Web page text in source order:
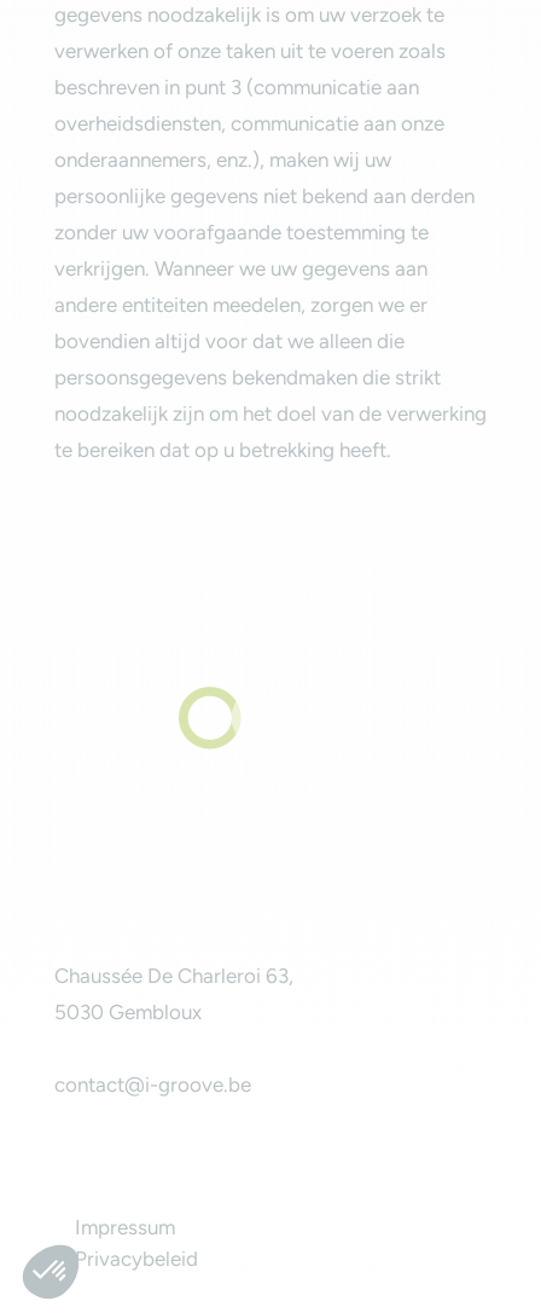
gegevens noodzakelijk is om uw verzoek te
verwerken of onze taken uit te voeren zoals
beschreven in punt 3 (communicatie aan
overheidsdiensten, communicatie aan onze
onderaannemers, enz.), maken wij uw
persoonlijke gegevens niet bekend aan derden
zonder uw voorafgaande toestemming te
verkrijgen. Wanneer we uw gegevens aan
andere entiteiten meedelen, zorgen we er
bovendien altijd voor dat we alleen die
persoonsgegevens bekendmaken die strikt
noodzakelijk zijn om het doel van de verwerking
te bereiken dat op u betrekking heeft.‎
Chaussée De Charleroi 63,
5030 Gembloux
contact@i-groove.be
Impressum
Privacybeleid